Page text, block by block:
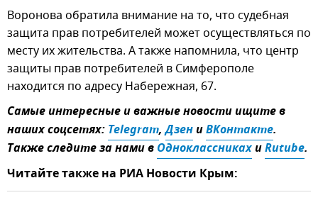
Воронова обратила внимание на то, что судебная
защита прав потребителей может осуществляться по
месту их жительства. А также напомнила, что центр
защиты прав потребителей в Симферополе
находится по адресу Набережная, 67.
Самые интересные и важные новости ищите в
наших соцсетях:Telegram,ДзениВКонтакте.
Также следите за нами вОдноклассникахиRutube.
Читайте также на РИА Новости Крым: